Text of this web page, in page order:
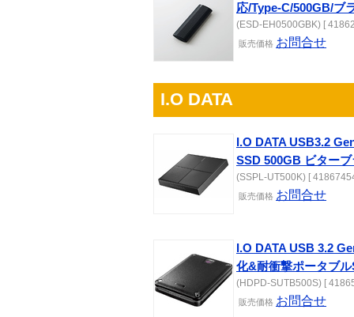
応/Type-C/500GB/ブ
(ESD-EH0500GBK) [
販売価格 お問合せ
I.O DATA
I.O DATA USB3.2
SSD 500GB ビター
(SSPL-UT500K) [
販売価格 お問合せ
I.O DATA USB 3.2
化&耐衝撃ポータブ
(HDPD-SUTB500S) [
販売価格 お問合せ